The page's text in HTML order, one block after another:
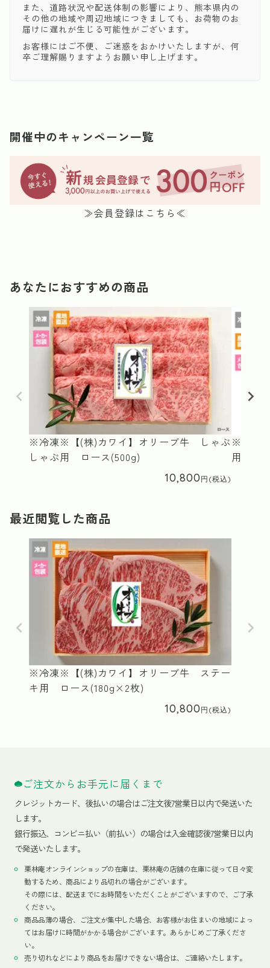
また、道路状況や配送体制の影響により、熊本県内の
その他の地域や周辺地域につきましても、お荷物のお
届けに遅れが生じる可能性がございます。
お客様にはご不便、ご迷惑をおかけいたしますが、何
卒ご理解賜りますようお願い申し上げます。
開催中のキャンペーン一覧
≫会員登録はこちら≪
あなたにおすすめの商品
※冷凍※【(株)カワイ】オリーブ牛 しゃぶ
しゃぶ用 ロース(500g)
10,800
※冷凍
用 ロ
最近閲覧した商品
※冷凍※【(株)カワイ】オリーブ牛 ステー
キ用 ロース(180g×2枚)
10,800
ご注文からお手元に届くまで
クレジットカード、 後払いの場合はご注文後7営業日以内で発送いた
します。
銀行振込、コンビニ払い（前払い）の場合は入金確認後7営業日以内
で発送いたします。
栗林庵オンラインショップの在庫は、栗林庵の店舗の在庫に従って日々変
動するため、商品により品切れの場合がございます。
その際には、配送までにお時間をいただくことがございますので、ご了承
ください。
商品品薄の場合、ご注文が集中した場合、お客様がお住まいの地域によっ
てはお届けに時間がかかる場合がございます。あらかじめご了承くださ
い。
売り切れなどにより商品をお届けできない場合は、ご連絡いたします。